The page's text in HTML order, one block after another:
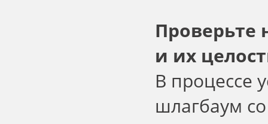
Проверьте
и их
В процессе
шлагбаум